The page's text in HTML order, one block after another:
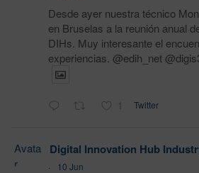
Desde ayer nuestra técnico
en Bruselas a la reunión anual
DIHs. Muy interesante el
experiencias. @edih_net
1 Twitter
Avata
r
Digital Innovation Hub
·
10 Jun